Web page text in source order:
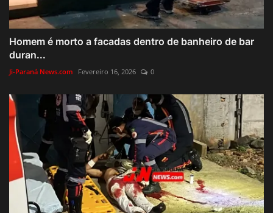
Homem é morto a facadas dentro de banheiro de bar
duran...
Ji-Paraná News.com Fevereiro 16, 2026 0